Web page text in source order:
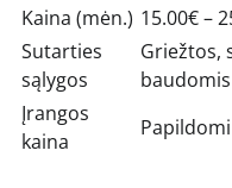
Kaina (mėn.) 15.00€ –
Sutarties
sąlygos
Griežtos,
baudomis
Įrangos
kaina